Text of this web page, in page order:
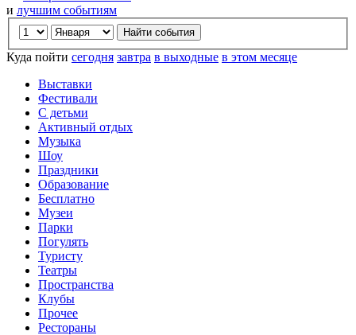
и лучшим событиям
Куда пойти сегодня завтра в выходные в этом месяце
Выставки
Фестивали
С детьми
Активный отдых
Музыка
Шоу
Праздники
Образование
Бесплатно
Музеи
Парки
Погулять
Туристу
Театры
Пространства
Клубы
Прочее
Рестораны